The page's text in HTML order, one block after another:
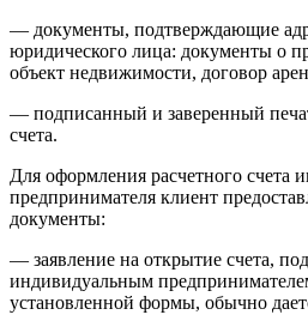
— документы, подтверждающие
юридического лица: документы о
объект недвижимости, договор
— подписанный и заверенный
счета.
Для оформления расчетного счета
предпринимателя клиент
документы:
— заявление на открытие счета,
индивидуальным
установленной формы, обычно